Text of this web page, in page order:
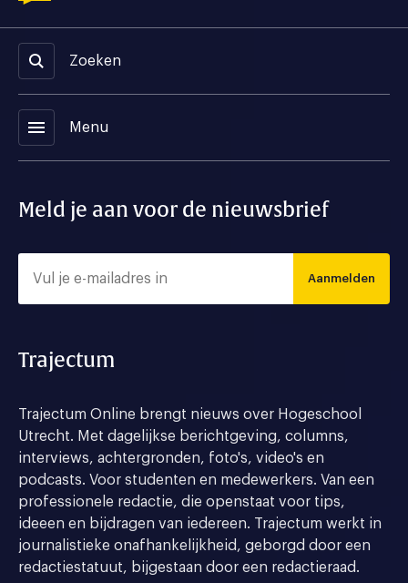
Zoeken
menu Menu
Meld je aan voor de nieuwsbrief
Aanmelden
Trajectum
Trajectum Online brengt nieuws over Hogeschool
Utrecht. Met dagelijkse berichtgeving, columns,
interviews, achtergronden, foto's, video's en
podcasts. Voor studenten en medewerkers. Van een
professionele redactie, die openstaat voor tips,
ideeen en bijdragen van iedereen. Trajectum werkt in
journalistieke onafhankelijkheid, geborgd door een
redactiestatuut, bijgestaan door een redactieraad.